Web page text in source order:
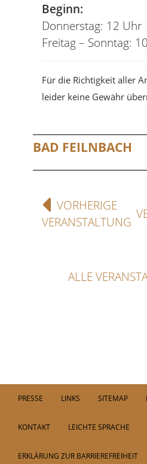
Beginn:
Donnerstag: 12 Uhr
Freitag – Sonntag:
Für die Richtigkeit aller
leider keine Gewähr
BAD FEILNBACH
VORHERIGE
VERANSTALTUNG
ALLE
PRESSE LINKS SITEMAP
KONTAKT LEICHTE SPRACHE
ERKLÄRUNG ZUR BARRIEREFREIHEIT